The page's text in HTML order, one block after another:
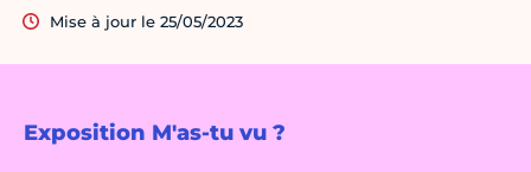
Exposition M'as-tu vu ?
Mise à jour le 25/05/2023